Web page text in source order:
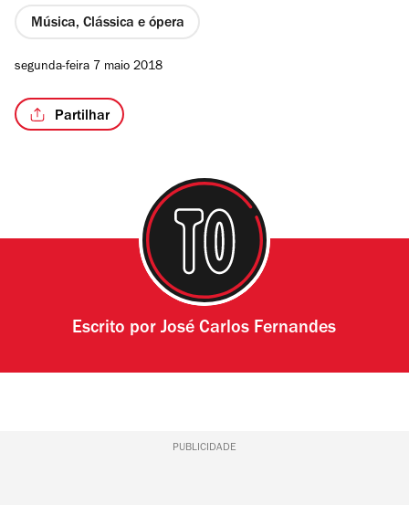
Música, Clássica e ópera
segunda-feira 7 maio 2018
Partilhar
Escrito porJosé Carlos Fernandes
PUBLICIDADE